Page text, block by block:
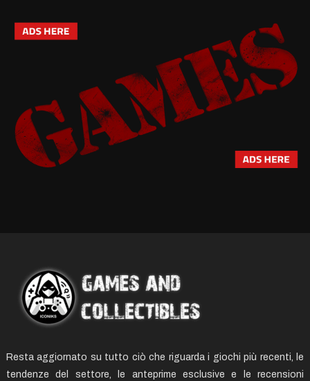
Resta aggiornato su tutto ciò che riguarda i giochi più recenti, le
tendenze del settore, le anteprime esclusive e le recensioni